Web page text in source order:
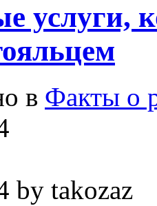
услуги,
в Факты о
by takozaz